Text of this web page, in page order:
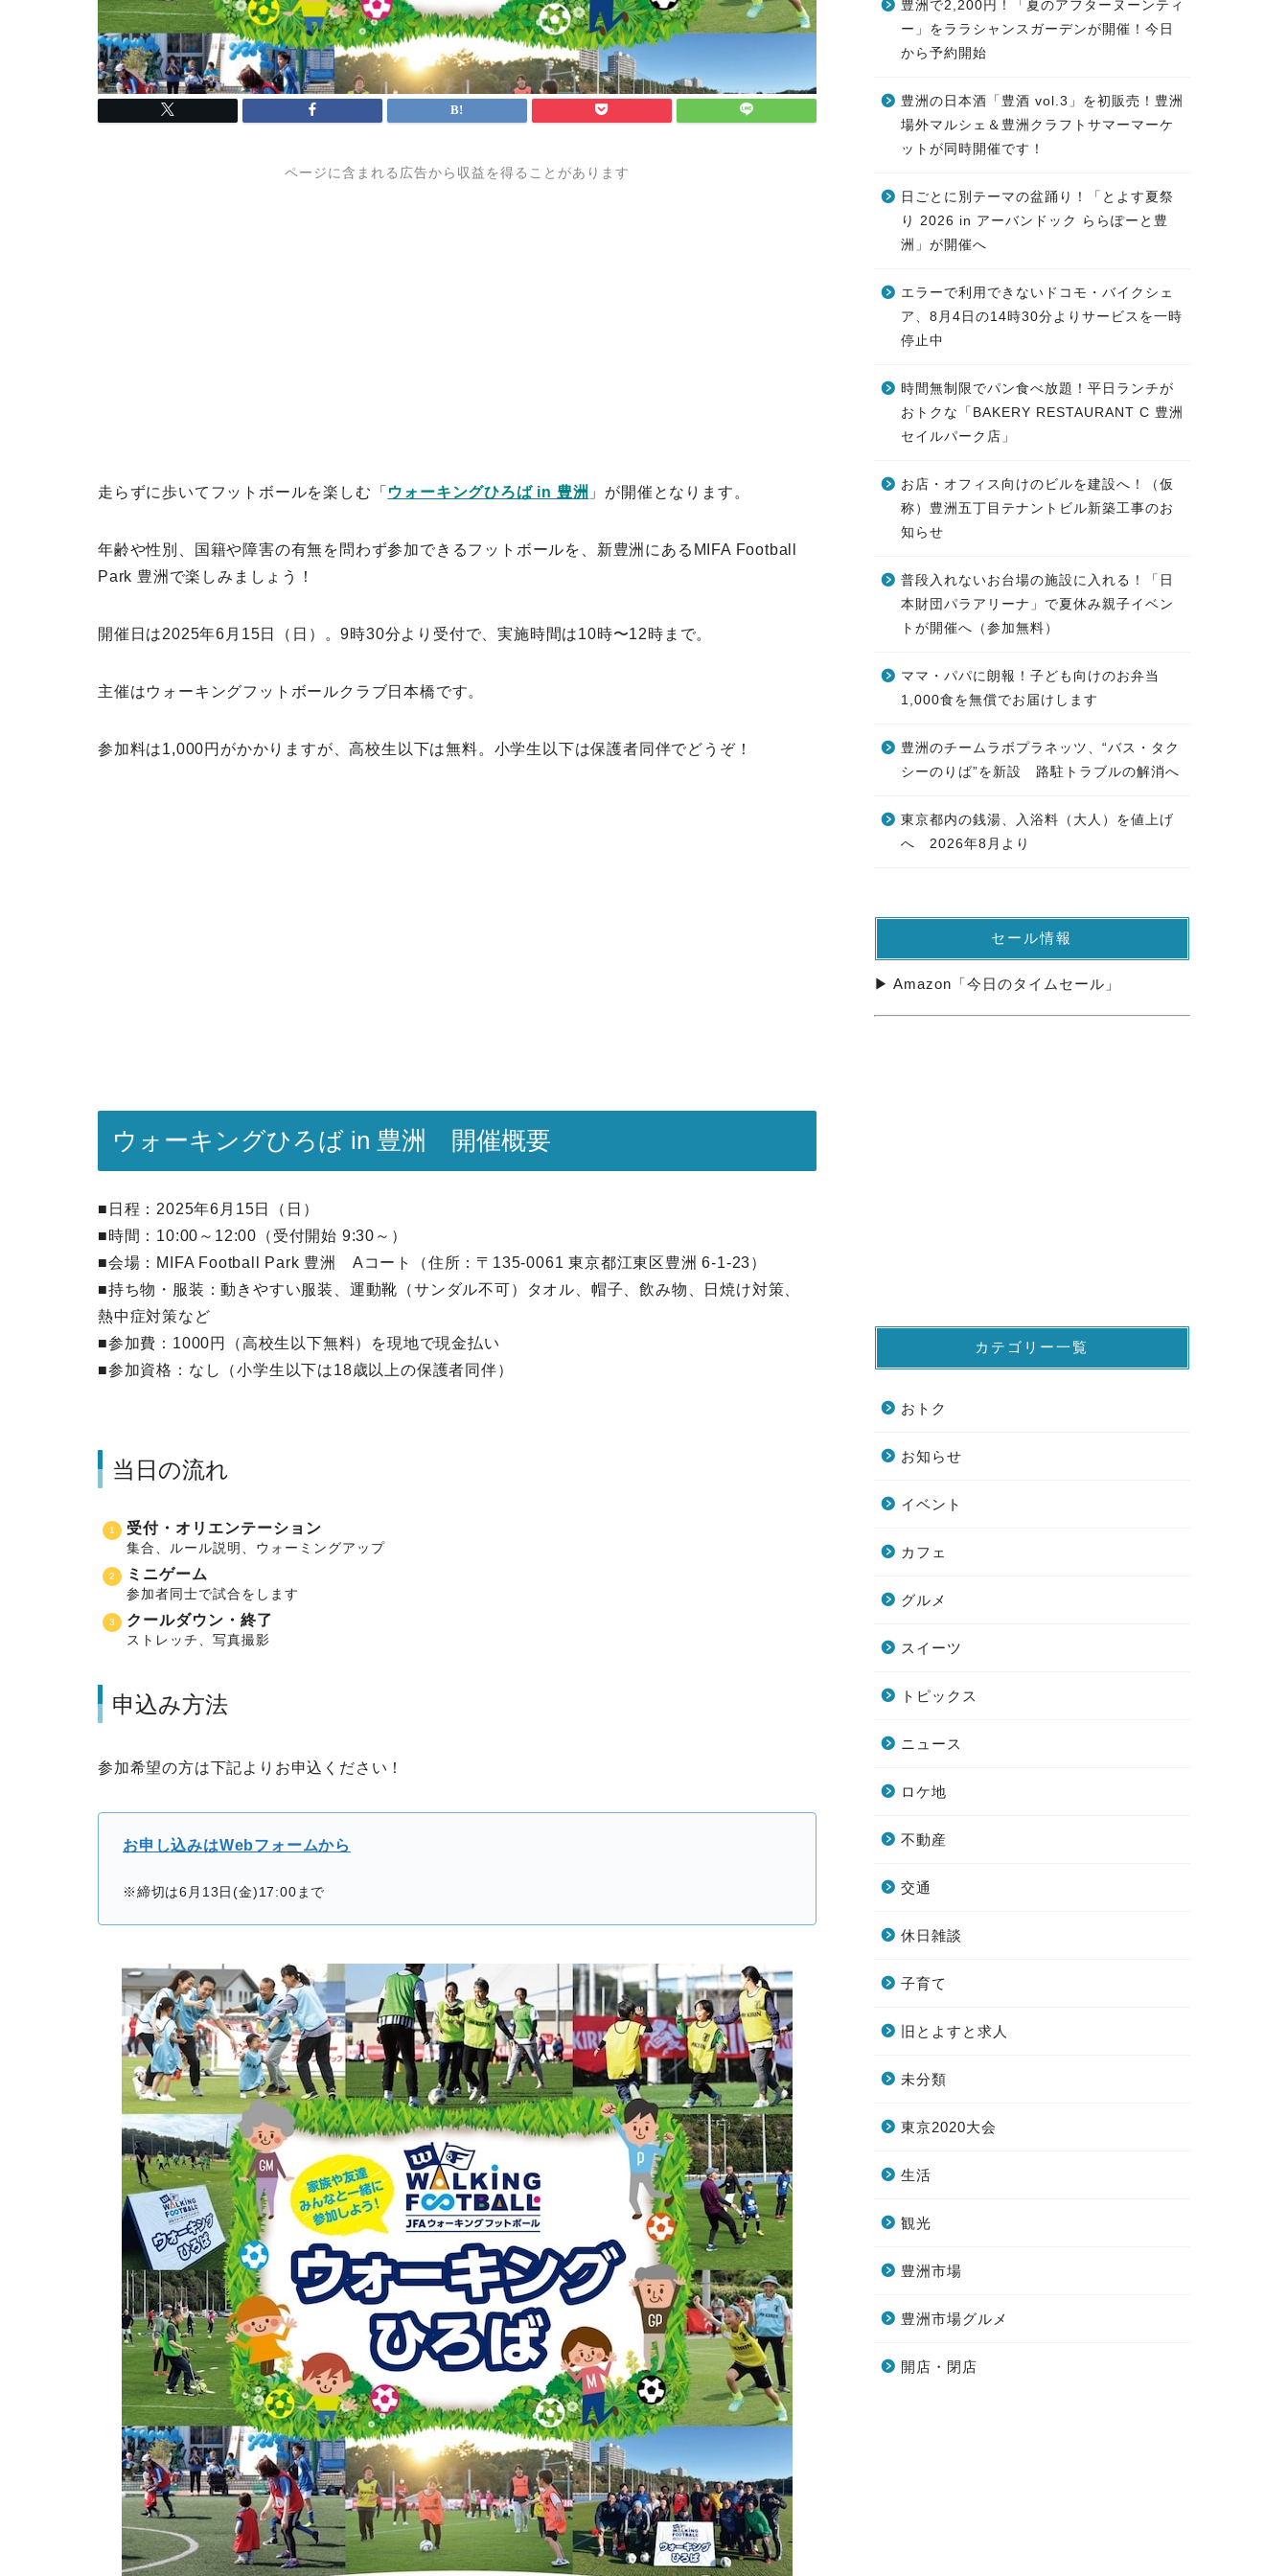
ページに含まれる広告から収益を得ることがあります
走らずに歩いてフットボールを楽しむ「 ウォーキングひろば in 豊洲 」が開催となります。
年齢や性別、国籍や障害の有無を問わず参加できるフットボールを、新豊洲にあるMIFA Football
Park 豊洲で楽しみましょう！
開催日は2025年6月15日（日）。9時30分より受付で、実施時間は10時〜12時まで。
主催はウォーキングフットボールクラブ日本橋です。
参加料は1,000円がかかりますが、高校生以下は無料。小学生以下は保護者同伴でどうぞ！
ウォーキングひろば in 豊洲 開催概要
■日程：2025年6月15日（日）
■時間：10:00～12:00（受付開始 9:30～）
■会場：MIFA Football Park 豊洲 Aコート（住所：〒135-0061 東京都江東区豊洲 6-1-23）
■持ち物・服装：動きやすい服装、運動靴（サンダル不可）タオル、帽子、飲み物、日焼け対策、
熱中症対策など
■参加費：1000円（高校生以下無料）を現地で現金払い
■参加資格：なし（小学生以下は18歳以上の保護者同伴）
当日の流れ
受付・オリエンテーション
集合、ルール説明、ウォーミングアップ
ミニゲーム
参加者同士で試合をします
クールダウン・終了
ストレッチ、写真撮影
申込み方法
参加希望の方は下記よりお申込ください！
お申し込みはWebフォームから
※締切は6月13日(金)17:00まで
豊洲で2,200円！「夏のアフターヌーンティ
ー」をララシャンスガーデンが開催！今日
から予約開始
豊洲の日本酒「豊酒 vol.3」を初販売！豊洲
場外マルシェ＆豊洲クラフトサマーマーケ
ットが同時開催です！
日ごとに別テーマの盆踊り！「とよす夏祭
り 2026 in アーバンドック ららぽーと豊
洲」が開催へ
エラーで利用できないドコモ・バイクシェ
ア、8月4日の14時30分よりサービスを一時
停止中
時間無制限でパン食べ放題！平日ランチが
おトクな「BAKERY RESTAURANT C 豊洲
セイルパーク店」
お店・オフィス向けのビルを建設へ！（仮
称）豊洲五丁目テナントビル新築工事のお
知らせ
普段入れないお台場の施設に入れる！「日
本財団パラアリーナ」で夏休み親子イベン
トが開催へ（参加無料）
ママ・パパに朗報！子ども向けのお弁当
1,000食を無償でお届けします
豊洲のチームラボプラネッツ、“バス・タク
シーのりば”を新設 路駐トラブルの解消へ
東京都内の銭湯、入浴料（大人）を値上げ
へ 2026年8月より
セール情報
▶ Amazon「今日のタイムセール」
カテゴリー一覧
おトク
お知らせ
イベント
カフェ
グルメ
スイーツ
トピックス
ニュース
ロケ地
不動産
交通
休日雑談
子育て
旧とよすと求人
未分類
東京2020大会
生活
観光
豊洲市場
豊洲市場グルメ
開店・閉店